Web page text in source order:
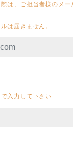
は、ご担当者様のメー
は届きません。
入力して下さい